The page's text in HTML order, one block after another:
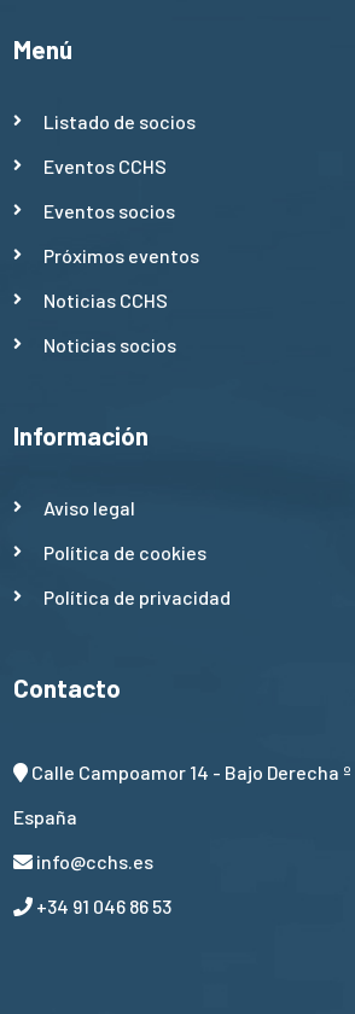
Menú
Listado de socios
Eventos CCHS
Eventos socios
Próximos eventos
Noticias CCHS
Noticias socios
Información
Aviso legal
Política de cookies
Política de privacidad
Contacto
Calle Campoamor 14 - Bajo Derecha
España
info@cchs.es
+34 91 046 86 53